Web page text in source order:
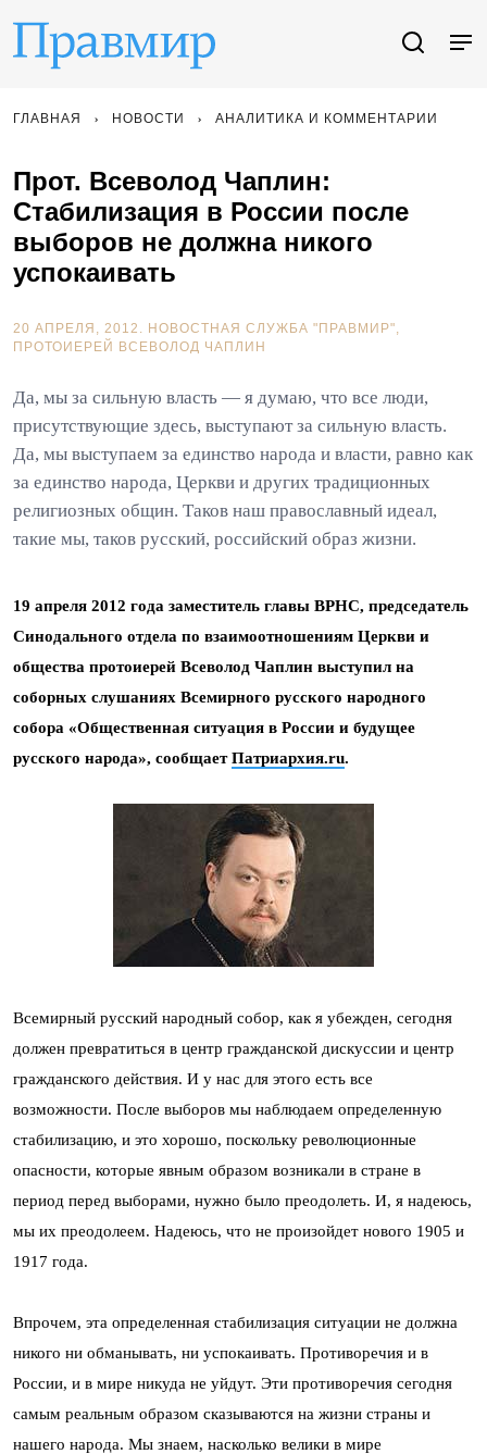
ГЛАВНАЯ НОВОСТИ АНАЛИТИКА И КОММЕНТАРИИ
Прот. Всеволод Чаплин:
Стабилизация в России после
выборов не должна никого
успокаивать
20 АПРЕЛЯ, 2012. НОВОСТНАЯ СЛУЖБА "ПРАВМИР"
ПРОТОИЕРЕЙ ВСЕВОЛОД ЧАПЛИН
Да, мы за сильную власть — я думаю, что все люди,
присутствующие здесь, выступают за сильную власть.
Да, мы выступаем за единство народа и власти, равно как
за единство народа, Церкви и других традиционных
религиозных общин. Таков наш православный идеал,
такие мы, таков русский, российский образ жизни.
19 апреля 2012 года заместитель главы ВРНС, председатель
Синодального отдела по взаимоотношениям Церкви и
общества протоиерей Всеволод Чаплин выступил на
соборных слушаниях Всемирного русского народного
собора «Общественная ситуация в России и будущее
русского народа», сообщаетПатриархия.ru.
Всемирный русский народный собор, как я убежден, сегодня
должен превратиться в центр гражданской дискуссии и центр
гражданского действия. И у нас для этого есть все
возможности. После выборов мы наблюдаем определенную
стабилизацию, и это хорошо, поскольку революционные
опасности, которые явным образом возникали в стране в
период перед выборами, нужно было преодолеть. И, я надеюсь,
мы их преодолеем. Надеюсь, что не произойдет нового 1905 и
1917 года.
Впрочем, эта определенная стабилизация ситуации не должна
никого ни обманывать, ни успокаивать. Противоречия и в
России, и в мире никуда не уйдут. Эти противоречия сегодня
самым реальным образом сказываются на жизни страны и
нашего народа. Мы знаем, насколько велики в мире